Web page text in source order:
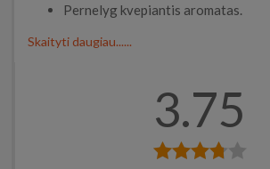
Pernelyg kvepiantis aromatas.
Skaityti daugiau......
3.75